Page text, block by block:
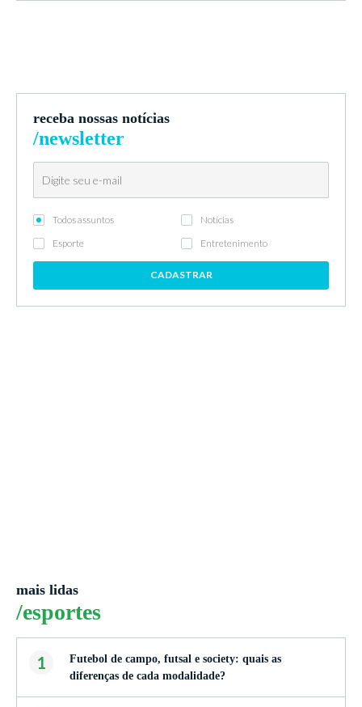
receba nossas notícias
/newsletter
Todos assuntos
Notícias
Esporte
Entretenimento
CADASTRAR
mais lidas
/esportes
1
Futebol de campo, futsal e society: quais as
diferenças de cada modalidade?